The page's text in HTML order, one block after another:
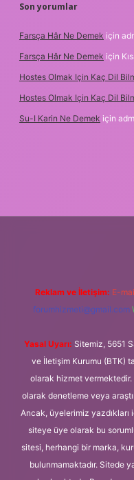
Son yorumlar
Farsça Hâr Ne Demek için
Farsça Hâr Ne Demek için
Hostes Olmak Için Kaç Dil
Hostes Olmak Için Kaç Dil
Su-I Karin Ne Demek için
Reklam ve İletişim: E-
forumhizmeti@gmail.com
Yasal Uyarı: Sitemiz, 5651
ve İletişim Kurumu (BTK)
olarak hizmet
olarak denetleme veya
Ancak, üyelerimiz yazdıkları
siteye üye olarak bu
sitesi, herhangi bir marka,
bulunmamaktadır. Sitede